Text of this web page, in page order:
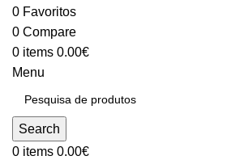
0 Favoritos
0 Compare
0 items 0.00€
Menu
Search
0 items 0.00€